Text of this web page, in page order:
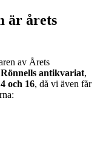
är årets
av Årets
Rönnells antikvariat,
och 16, då vi även får